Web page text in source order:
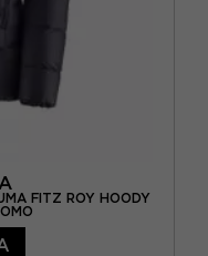
FITZ ROY HOODY